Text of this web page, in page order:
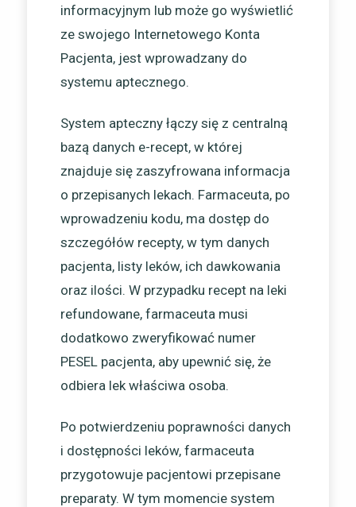
informacyjnym lub może go wyświetlić
ze swojego Internetowego Konta
Pacjenta, jest wprowadzany do
systemu aptecznego.
System apteczny łączy się z centralną
bazą danych e-recept, w której
znajduje się zaszyfrowana informacja
o przepisanych lekach. Farmaceuta, po
wprowadzeniu kodu, ma dostęp do
szczegółów recepty, w tym danych
pacjenta, listy leków, ich dawkowania
oraz ilości. W przypadku recept na leki
refundowane, farmaceuta musi
dodatkowo zweryfikować numer
PESEL pacjenta, aby upewnić się, że
odbiera lek właściwa osoba.
Po potwierdzeniu poprawności danych
i dostępności leków, farmaceuta
przygotowuje pacjentowi przepisane
preparaty. W tym momencie system